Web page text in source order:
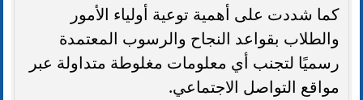
كما شددت على أهمية توعية أولياء الأمور
والطلاب بقواعد النجاح والرسوب المعتمدة
رسميًا لتجنب أي معلومات مغلوطة متداولة عبر
مواقع التواصل الاجتماعي.